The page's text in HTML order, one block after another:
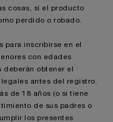
cosas, si el producto
perdido o robado.
para inscribirse en el
con edades
deberán obtener el
antes del registro.
de 18 años (o si tiene
de sus padres o
los presentes